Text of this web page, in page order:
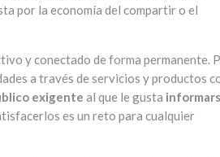
por la economía del compartir o el
y conectado de forma permanente.
a través de servicios y productos
exigente al que le gusta
es un reto para cualquier